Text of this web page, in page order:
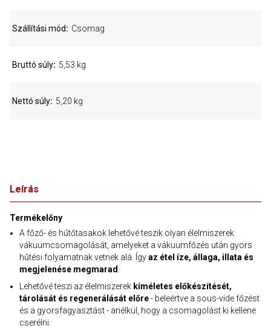
Leírás
Termékelőny
A főző- és hűtőtasakok lehetővé teszik olyan élelmiszerek
vákuumcsomagolását, amelyeket a vákuumfőzés után gyors
hűtési folyamatnak vetnek alá. Ígyaz étel íze, állaga, illata és
megjelenése megmarad
Lehetővé teszi az élelmiszerek kíméletes előkészítését,
tárolását és regenerálását előre- beleértve a sous-vide főzést
és a gyorsfagyasztást - anélkül, hogy a csomagolást ki kellene
cserélni.
Szállítási mód Csomag
Bruttó súly 5,53 kg
Nettó súly 5,20 kg